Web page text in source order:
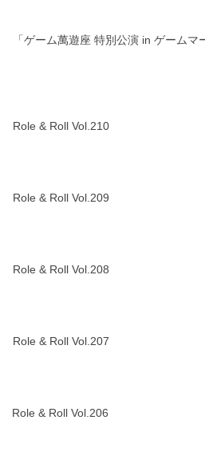
「ゲーム萬遊座 特別公演 in ゲーム
Role & Roll Vol.210
Role & Roll Vol.209
Role & Roll Vol.208
Role & Roll Vol.207
Role & Roll Vol.206